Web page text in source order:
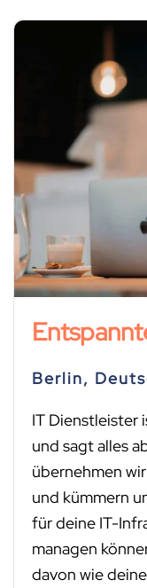
Berlin,
IT Dienstleister
und sagt alles
übernehmen
und kümmern
für deine IT-
managen
davon wie